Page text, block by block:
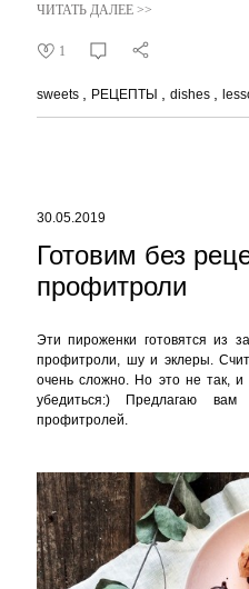
ЧИТАТЬ ДАЛЕЕ >>
1
sweets РЕЦЕПТЫ dishes
30.05.2019
Готовим без
профитроли
Эти пироженки готовятся из
профитроли, шу и эклеры.
очень сложно. Но это не так,
убедиться:) Предлагаю
профитролей.